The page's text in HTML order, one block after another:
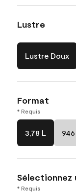
Lustre
Lustre Doux
Format
* Requis
3,78 L 946
Sélectionnez
* Requis